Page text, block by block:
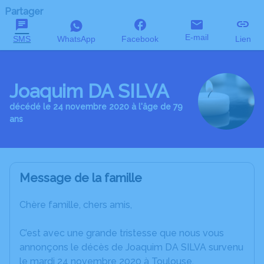
Partager
SMS WhatsApp Facebook E-mail Lien
Joaquim DA SILVA
décédé le 24 novembre 2020 à l'âge de 79
ans
Message de la famille
Chère famille, chers amis,
C’est avec une grande tristesse que nous vous
annonçons le décès de Joaquim DA SILVA survenu
le mardi 24 novembre 2020 à Toulouse.